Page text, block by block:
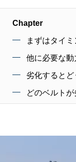
Chapter
まずはタイミ
他に必要な動
劣化するとど
どのベルト